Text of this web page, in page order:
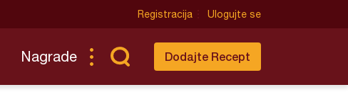
Registracija Ulogujte se
Nagrade Dodajte Recept